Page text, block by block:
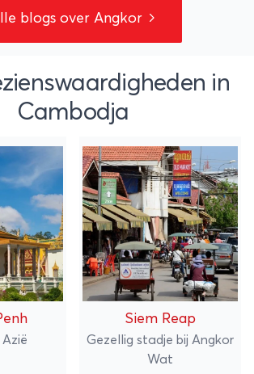
blogs over Angkor
in
Cambodja
Siem Reap
Gezellig stadje bij Angkor
Wat